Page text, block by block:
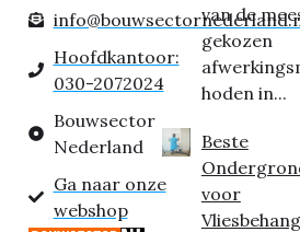
Hoofdkantoor:
030-2072024
Bouwsector
Nederland
Ga naar onze
webshop
van de
gekozen
hoden in...
Beste
voor